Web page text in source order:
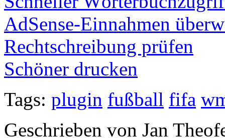
AdSense-Einnahmen
Rechtschreibung prüfen
Schöner drucken
Tags: plugin fußball fifa
Geschrieben von Jan